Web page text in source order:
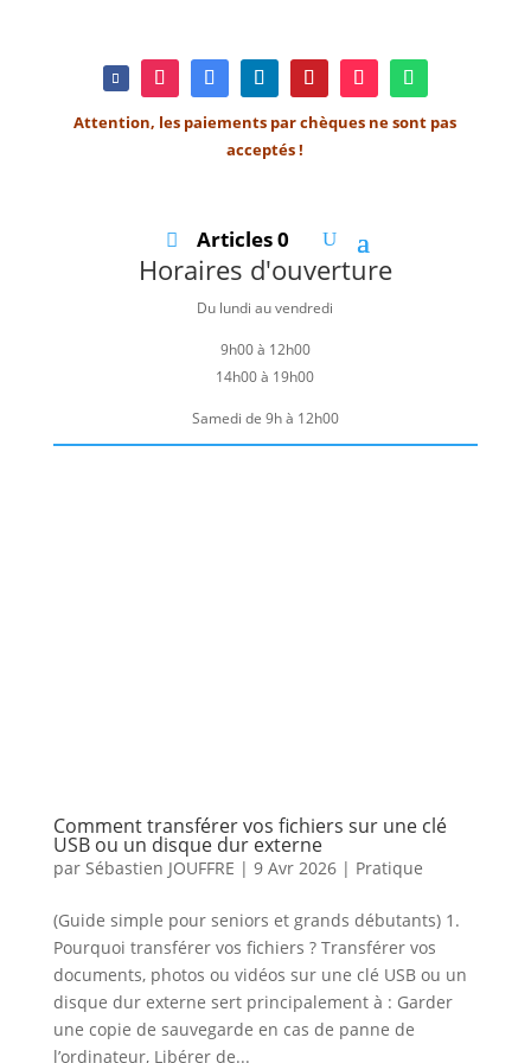
Attention, les paiements par chèques ne sont pas
acceptés !
Articles 0
Horaires d'ouverture
Du lundi au vendredi
9h00 à 12h00
14h00 à 19h00
Samedi de 9h à 12h00
Comment transférer vos fichiers sur une clé
USB ou un disque dur externe
par Sébastien JOUFFRE | 9 Avr 2026| Pratique
(Guide simple pour seniors et grands débutants) 1.
Pourquoi transférer vos fichiers ? Transférer vos
documents, photos ou vidéos sur une clé USB ou un
disque dur externe sert principalement à : Garder
une copie de sauvegarde en cas de panne de
l’ordinateur, Libérer de...